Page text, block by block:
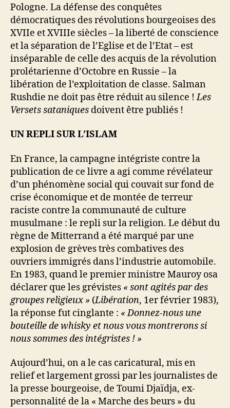
Pologne. La défense des conquêtes
démocratiques des révolutions bourgeoises des
XVIIe et XVIIIe siècles – la liberté de conscience
et la séparation de l’Eglise et de l’Etat – est
inséparable de celle des acquis de la révolution
prolétarienne d’Octobre en Russie – la
libération de l’exploitation de classe. Salman
Rushdie ne doit pas être réduit au silence !Les
Versets sataniques doivent être publiés !
UN REPLI SUR L’ISLAM
En France, la campagne intégriste contre la
publication de ce livre a agi comme révélateur
d’un phénomène social qui couvait sur fond de
crise économique et de montée de terreur
raciste contre la communauté de culture
musulmane : le repli sur la religion. Le début du
règne de Mitterrand a été marqué par une
explosion de grèves très combatives des
ouvriers immigrés dans l’industrie automobile.
En 1983, quand le premier ministre Mauroy osa
déclarer que les grévistes « sont agités par des
groupes religieux » (Libération, 1er février 1983),
la réponse fut cinglante : « Donnez-nous une
bouteille de whisky et nous vous montrerons si
nous sommes des intégristes ! »
Aujourd’hui, on a le cas caricatural, mis en
relief et largement grossi par les journalistes de
la presse bourgeoise, de Toumi Djaïdja, ex-
personnalité de la « Marche des beurs » du